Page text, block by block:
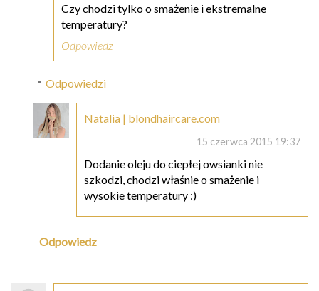
Czy chodzi tylko o smażenie i ekstremalne
temperatury?
Odpowiedz
Odpowiedzi
Natalia | blondhaircare.com
15 czerwca 2015 19:37
Dodanie oleju do ciepłej owsianki nie
szkodzi, chodzi właśnie o smażenie i
wysokie temperatury :)
Odpowiedz